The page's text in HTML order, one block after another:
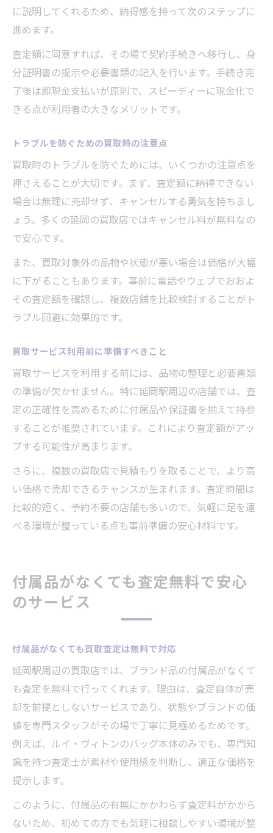
に説明してくれるため、納得感を持って次のステップに
進めます。
査定額に同意すれば、その場で契約手続きへ移行し、身
分証明書の提示や必要書類の記入を行います。手続き完
了後は即現金支払いが原則で、スピーディーに現金化で
きる点が利用者の大きなメリットです。
トラブルを防ぐための買取時の注意点
買取時のトラブルを防ぐためには、いくつかの注意点を
押さえることが大切です。まず、査定額に納得できない
場合は無理に売却せず、キャンセルする勇気を持ちまし
ょう。多くの延岡の買取店ではキャンセル料が無料なの
で安心です。
また、買取対象外の品物や状態が悪い場合は価格が大幅
に下がることもあります。事前に電話やウェブでおおよ
その査定額を確認し、複数店舗を比較検討することがト
ラブル回避に効果的です。
買取サービス利用前に準備すべきこと
買取サービスを利用する前には、品物の整理と必要書類
の準備が欠かせません。特に延岡駅周辺の店舗では、査
定の正確性を高めるために付属品や保証書を揃えて持参
することが推奨されています。これにより査定額がアッ
プする可能性が高まります。
さらに、複数の買取店で見積もりを取ることで、より高
い価格で売却できるチャンスが生まれます。査定時間は
比較的短く、予約不要の店舗も多いので、気軽に足を運
べる環境が整っている点も事前準備の安心材料です。
付属品がなくても査定無料で安心
のサービス
付属品がなくても買取査定は無料で対応
延岡駅周辺の買取店では、ブランド品の付属品がなくて
も査定を無料で行ってくれます。理由は、査定自体が売
却を前提としないサービスであり、状態やブランドの価
値を専門スタッフがその場で丁寧に見極めるためです。
例えば、ルイ・ヴィトンのバッグ本体のみでも、専門知
識を持つ査定士が素材や使用感を判断し、適正な価格を
提示します。
このように、付属品の有無にかかわらず査定料がかから
ないため、初めての方でも気軽に相談しやすい環境が整